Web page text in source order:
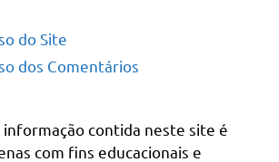
do Site
dos Comentários
informação contida neste site é
com fins educacionais e